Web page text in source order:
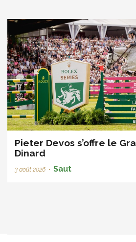
Pieter Devos s’offre le
Dinard
3 août 2026 • Saut